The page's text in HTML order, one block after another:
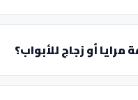
أو زجاج للأبواب؟